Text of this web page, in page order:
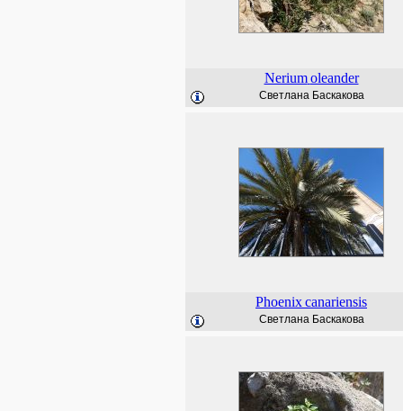
Nerium oleander
Светлана Баскакова
Phoenixcanariensis
Светлана Баскакова